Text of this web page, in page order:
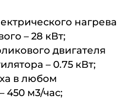
нагрева
– 28 кВт;
двигателя
– 0.75 кВт;
в любом
450 м3/час;